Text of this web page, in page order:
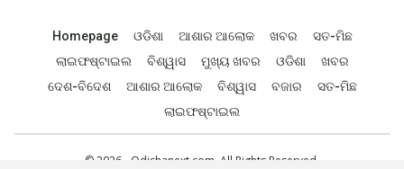
Homepage ଓଡିଶା ଆଶାର ଆଲୋକ ଖବର
ସତ-ମିଛ
ଲାଇଫଷ୍ଟାଇଲ
ବିଶ୍ୱାସ ମୁଖ୍ୟ ଖବର ଓଡିଶା
ଖବର
ଦେଶ-ବିଦେଶ
ଆଶାର ଆଲୋକ ବିଶ୍ୱାସ ବଜାର
ସତ-ମିଛ
ଲାଇଫଷ୍ଟାଇଲ
© 2026 - Odishanext.com. All Rights Reserved.